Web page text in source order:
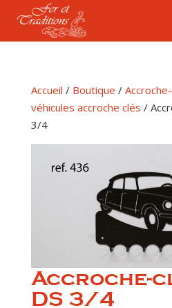
Accueil / Boutique /
véhicules accroche clés /
3/4
Accroche-
DS 3/4